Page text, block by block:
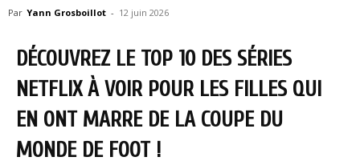
Par Yann Grosboillot - 12 juin 2026
DÉCOUVREZ LE TOP 10 DES SÉRIES
NETFLIX À VOIR POUR LES FILLES QUI
EN ONT MARRE DE LA COUPE DU
MONDE DE FOOT !